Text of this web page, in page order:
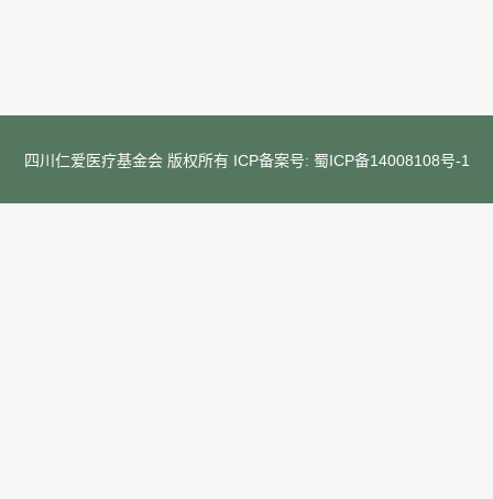
四川仁爱医疗基金会 版权所有 ICP备案号: 蜀ICP备14008108号-1